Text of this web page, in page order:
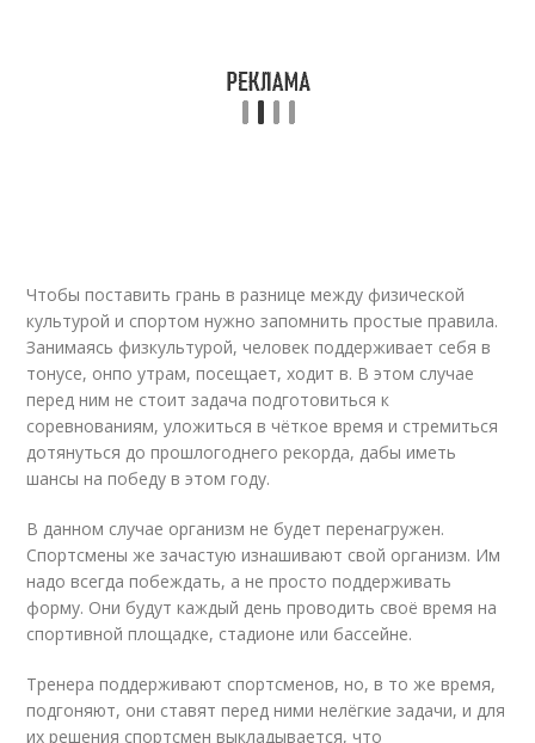
Чтобы поставить грань в разнице между физической
культурой и спортом нужно запомнить простые правила.
Занимаясь физкультурой, человек поддерживает себя в
тонусе, онпо утрам, посещает, ходит в. В этом случае
перед ним не стоит задача подготовиться к
соревнованиям, уложиться в чёткое время и стремиться
дотянуться до прошлогоднего рекорда, дабы иметь
шансы на победу в этом году.
В данном случае организм не будет перенагружен.
Спортсмены же зачастую изнашивают свой организм. Им
надо всегда побеждать, а не просто поддерживать
форму. Они будут каждый день проводить своё время на
спортивной площадке, стадионе или бассейне.
Тренера поддерживают спортсменов, но, в то же время,
подгоняют, они ставят перед ними нелёгкие задачи, и для
их решения спортсмен выкладывается, что